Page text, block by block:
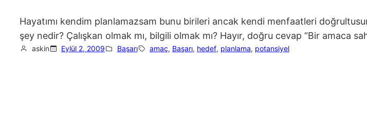
Hayatımı kendim planlamazsam bunu birileri ancak kendi menfaatleri
şey nedir? Çalışkan olmak mı, bilgili olmak mı? Hayır, doğru cevap “Bir amaca
askin Eylül 2, 2009 Başarı amaç, Başarı, hedef, planlama, potansiyel